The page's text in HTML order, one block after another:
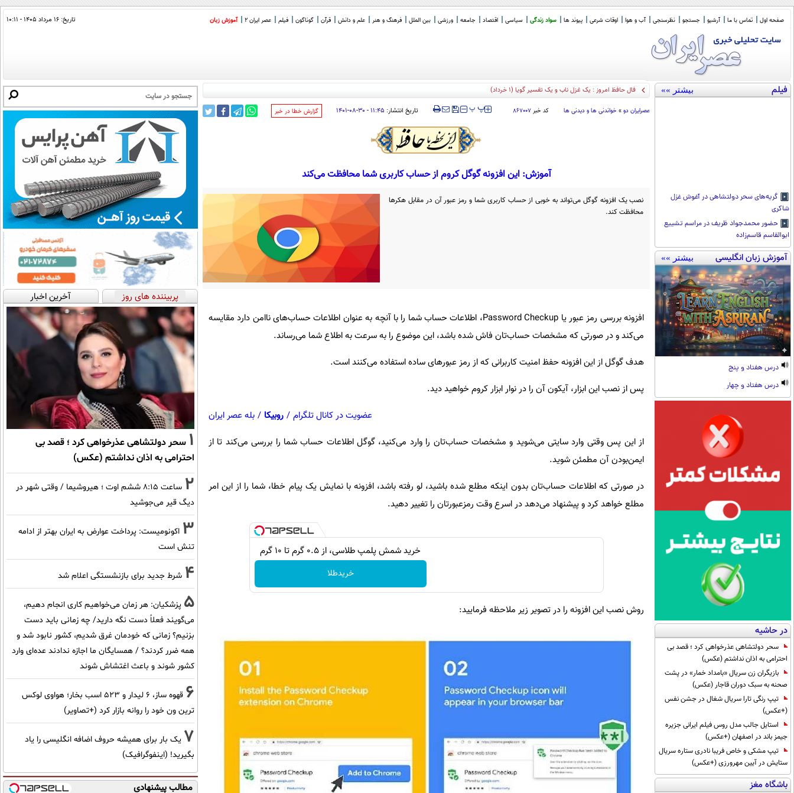
صفحه اول تماس با ما آرشیو جستجو نظرسنجی آب و هوا اوقات شرعی پیوند ها سواد زندگی سیاسی اقتصاد جامعه ورزشی بین الملل فرهنگ و هنر علم و دانش قرآن گوناگون فیلم عصر ایران 2 آموزش زبان تاریخ: ۱۶ مرداد ۱۴۰۵ - ۱۰:۱۱
فیلم بیشتر »»
گریه‌های سحر دولتشاهی در آغوش غزل
شاکری
حضور محمدجواد ظریف در مراسم تشییع
ابوالقاسم قاسم‌زاده
آموزش زبان انگلیسی بیشتر »»
درس هفتاد و پنج
درس هفتاد و چهار
در حاشیه
سحر دولتشاهی عذرخواهی کرد ؛ قصد بی
احترامی به اذان نداشتم (عکس)
بازیگران زن سریال «بامداد خمار» در پشت
صحنه به سبک دوران قاجار (عکس)
تیپ رنگی تارا سریال شغال در جشن نفس
(+عکس)
استایل جالب مدل روس فیلم ایرانی جزیره
جیمز باند در اصفهان (+عکس)
تیپ مشکی و خاص فریبا نادری ستاره سریال
ستایش در آیین مهرورزی (+عکس)
باشگاه مغز
فال حافظ امروز : یک غزل ناب و یک تفسیر گویا (1 خرداد)
عصرايران دو » خواندنی ها و دیدنی ها کد خبر۸۶۷۰۰۷ ‍‍‍ پپ تاریخ انتشار: ۱۱:۴۵ - ۳۰-۰۸-۱۴۰۱ ‌گزارش خطا در خبر
آموزش: این افزونه گوگل کروم از حساب کاربری شما محافظت می‌کند
نصب یک افزونه گوگل می‌تواند به خوبی از حساب کاربری شما و رمز عبور آن در مقابل هکرها
محافظت کند.
افزونه بررسی رمز عبور یا Password Checkup، اطلاعات حساب شما را با آنچه به عنوان اطلاعات حساب‌های ناامن دارد مقایسه
می‌کند و در صورتی که مشخصات حساب‌تان فاش شده باشد، این موضوع را به سرعت به اطلاع شما می‌رساند.
هدف گوگل از این افزونه حفظ امنیت کاربرانی که از رمز عبورهای ساده استفاده می‌کنند است.
پس از نصب این ابزار، آیکون آن را در نوار ابزار کروم خواهید دید.
عضویت در کانال تلگرام / روبیکا / بله عصر ایران
از این پس وقتی وارد سایتی می‌شوید و مشخصات حساب‌تان را وارد می‌کنید، گوگل اطلاعات حساب شما را بررسی می‌کند تا از
ایمن‌بودن آن مطمئن شوید.
در صورتی که اطلاعات حساب‌تان بدون اینکه مطلع شده باشید، لو رفته باشد، افزونه با نمایش یک پیام خطا، شما را از این امر
مطلع خواهد کرد و پیشنهاد می‌دهد در اسرع وقت رمزعبورتان را تغییر دهید.
خرید شمش پلمپ طلاسی، از ۰.۵ گرم تا ۱۰ گرم
خریدطلا
روش نصب این افزونه را در تصویر زیر ملاحظه فرمایید:
پربیننده های روز آخرین اخبار
1 سحر دولتشاهی عذرخواهی کرد ؛ قصد بی
احترامی به اذان نداشتم (عکس)
2
ساعت ۸:۱۵ ششم اوت ؛ هیروشیما / وقتی شهر در
دیگ قیر می‌جوشید
3 اکونومیست: پرداخت عوارض به ایران بهتر از ادامه
تنش است
4 شرط جدید برای بازنشستگی اعلام شد
5 پزشکیان: هر زمان می‌خواهیم کاری انجام دهیم،
می‌گویند فعلاً دست نگه دارید/ چه زمانی باید دست
بزنیم؟ زمانی که خودمان غرق شدیم، کشور نابود شد و
همه ضرر کردند؟ / همسایگان ما اجازه ندادند عده‌ای وارد
کشور شوند و باعث اغتشاش شوند
6
قهوه ساز، 6 لیدار و 523 اسب بخار؛ هواوی لوکس
ترین ون خود را روانه بازار کرد (+تصاویر)
7 یک بار برای همیشه حروف اضافه انگلیسی را یاد
بگیرید! (اینفوگرافیک)
مطالب پیشنهادی